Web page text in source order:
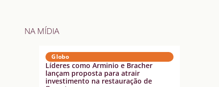
NA MÍDIA
Globo
Líderes como Arminio e Bracher
lançam proposta para atrair
investimento na restauração de